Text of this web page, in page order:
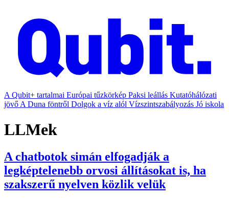
A Qubit+ tartalmai Európai tűzkörkép Paksi leállás Kutatóhálózati
jövő A Duna föntről Dolgok a víz alól Vízszintszabályozás Jó iskola
LLMek
A chatbotok simán elfogadják a
legképtelenebb orvosi állításokat is, ha
szakszerű nyelven közlik velük